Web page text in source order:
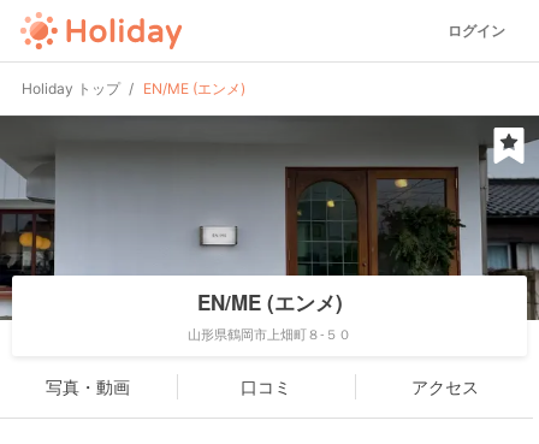
ログイン
Holiday トップ EN/ME (エンメ)
EN/ME (エンメ)
山形県鶴岡市上畑町８-５０
写真・動画 口コミ アクセス